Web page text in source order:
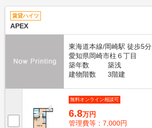
賃貸ハイツ
APEX
東海道本線/岡崎駅 徒歩5分
愛知県岡崎市柱６丁目
築年数
築浅
建物階数
3階建
無料オンライン相談可
6.8万円
管理費等：7,000円